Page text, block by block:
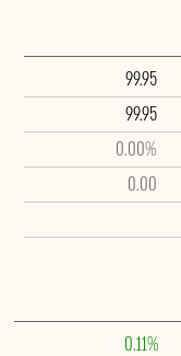
99.95
99.95
0.00%
0.00
0.11%